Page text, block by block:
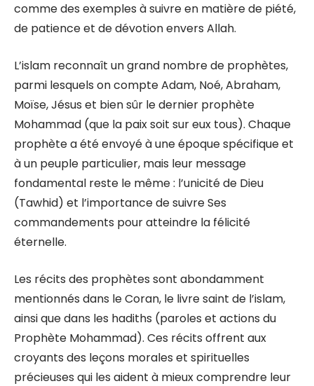
comme des exemples à suivre en matière de piété,
de patience et de dévotion envers Allah.
L’islam reconnaît un grand nombre de prophètes,
parmi lesquels on compte Adam, Noé, Abraham,
Moïse, Jésus et bien sûr le dernier prophète
Mohammad (que la paix soit sur eux tous). Chaque
prophète a été envoyé à une époque spécifique et
à un peuple particulier, mais leur message
fondamental reste le même : l’unicité de Dieu
(Tawhid) et l’importance de suivre Ses
commandements pour atteindre la félicité
éternelle.
Les récits des prophètes sont abondamment
mentionnés dans le Coran, le livre saint de l’islam,
ainsi que dans les hadiths (paroles et actions du
Prophète Mohammad). Ces récits offrent aux
croyants des leçons morales et spirituelles
précieuses qui les aident à mieux comprendre leur